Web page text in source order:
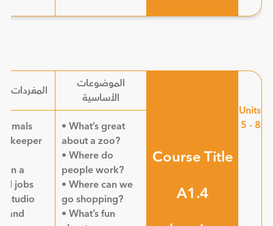
Units
5 - 8
Course Title
A1.4
الموضوعات
الأساسية
المفردات
• What’s great
about a zoo?
• Where do
people work?
• Where can we
go shopping?
• What’s fun
keeper
in a
jobs
studio
and